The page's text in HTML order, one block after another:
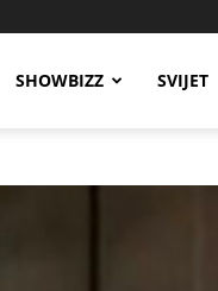
SHOWBIZZ SVIJET